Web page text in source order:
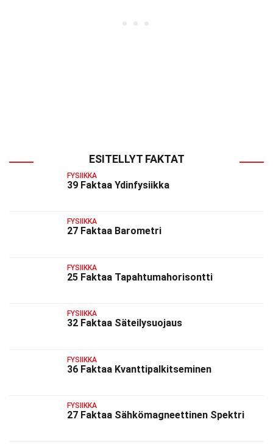
ESITELLYT FAKTAT
FYSIIKKA
39 Faktaa Ydinfysiikka
FYSIIKKA
27 Faktaa Barometri
FYSIIKKA
25 Faktaa Tapahtumahorisontti
FYSIIKKA
32 Faktaa Säteilysuojaus
FYSIIKKA
36 Faktaa Kvanttipalkitseminen
FYSIIKKA
27 Faktaa Sähkömagneettinen Spektri